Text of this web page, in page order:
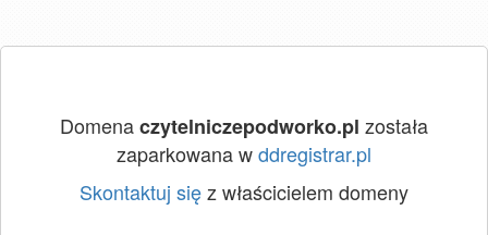
Domenaczytelniczepodworko.pl została
zaparkowana wddregistrar.pl
Skontaktuj sięz właścicielem domeny